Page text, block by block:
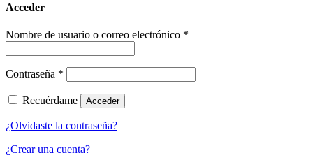
Acceder
Nombre de usuario o correo electrónico *
Contraseña *
Recuérdame Acceder
¿Olvidaste la contraseña?
¿Crear una cuenta?